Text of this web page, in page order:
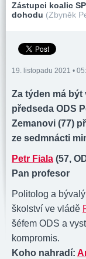
Zástupci koalic
dohodu (Zbyněk
19. listopadu 2021 •
Za týden má
předseda ODS
Zemanovi (77)
ze sedmnácti
Petr Fiala (57,
Pan profesor
Politolog a
školství ve vládě
šéfem ODS a
kompromis.
Koho nahradí: